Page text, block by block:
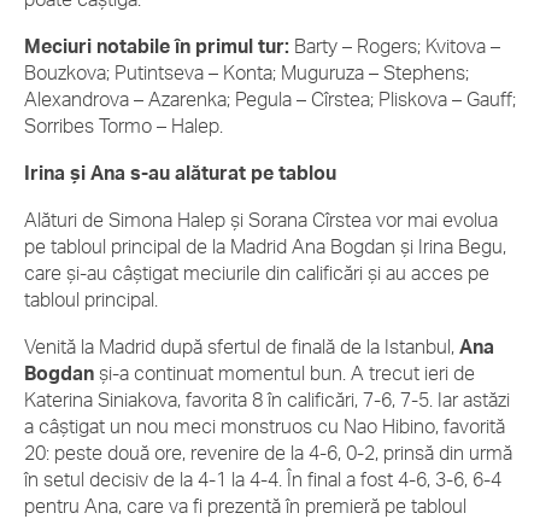
Meciuri notabile în primul tur: Barty – Rogers; Kvitova –
Bouzkova; Putintseva – Konta; Muguruza – Stephens;
Alexandrova – Azarenka; Pegula – Cîrstea; Pliskova – Gauff;
Sorribes Tormo – Halep.
Irina și Ana s-au alăturat pe tablou
Alături de Simona Halep și Sorana Cîrstea vor mai evolua
pe tabloul principal de la Madrid Ana Bogdan și Irina Begu,
care și-au câștigat meciurile din calificări și au acces pe
tabloul principal.
Venită la Madrid după sfertul de finală de la Istanbul, Ana
Bogdan și-a continuat momentul bun. A trecut ieri de
Katerina Siniakova, favorita 8 în calificări, 7-6, 7-5. Iar astăzi
a câștigat un nou meci monstruos cu Nao Hibino, favorită
20: peste două ore, revenire de la 4-6, 0-2, prinsă din urmă
în setul decisiv de la 4-1 la 4-4. În final a fost 4-6, 3-6, 6-4
pentru Ana, care va fi prezentă în premieră pe tabloul